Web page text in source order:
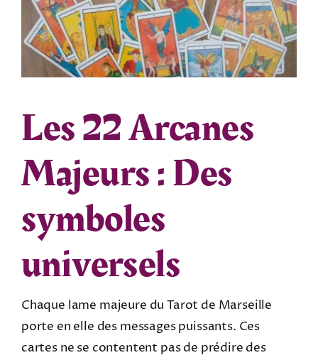
Les 22 Arcanes
Majeurs : Des
symboles
universels
Chaque lame majeure du Tarot de Marseille
porte en elle des messages puissants. Ces
cartes ne se contentent pas de prédire des